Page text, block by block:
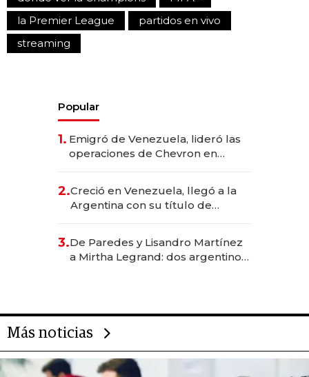
la Premier League
partidos en vivo
streaming
Popular
1. Emigró de Venezuela, lideró las
operaciones de Chevron en
2.Creció en Venezuela, llegó a la
Argentina con su título de
las marcas "fast premium"
3.De Paredes y Lisandro Martínez
a Mirtha Legrand: dos argentinos
Más noticias